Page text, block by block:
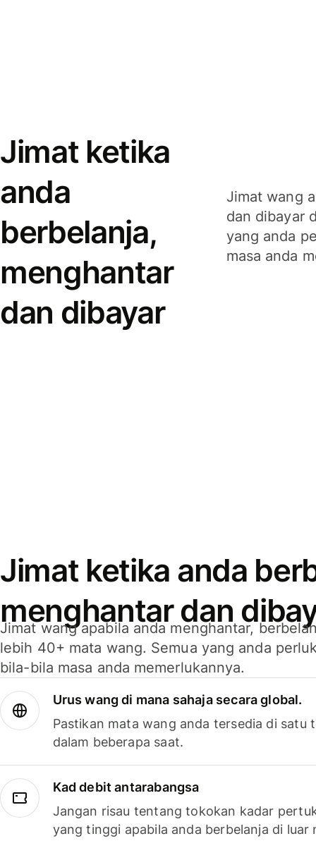
Jimat ketika
anda
berbelanja,
menghantar
dan dibayar
Jimat wang
dan dibayar
yang anda
masa anda
Jimat ketika anda
menghantar dan
Jimat wang apabila anda menghantar,
lebih 40+ mata wang. Semua yang anda
bila-bila masa anda memerlukannya.
Urus wang di mana sahaja secara global.
Pastikan mata wang anda tersedia di satu
dalam beberapa saat.
Kad debit antarabangsa
Jangan risau tentang tokokan kadar
yang tinggi apabila anda berbelanja di luar